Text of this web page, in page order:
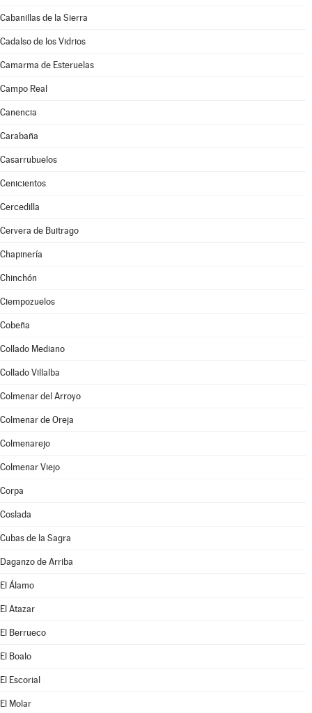
Cabanillas de la Sierra
Cadalso de los Vidrios
Camarma de Esteruelas
Campo Real
Canencia
Carabaña
Casarrubuelos
Cenicientos
Cercedilla
Cervera de Buitrago
Chapinería
Chinchón
Ciempozuelos
Cobeña
Collado Mediano
Collado Villalba
Colmenar del Arroyo
Colmenar de Oreja
Colmenarejo
Colmenar Viejo
Corpa
Coslada
Cubas de la Sagra
Daganzo de Arriba
El Álamo
El Atazar
El Berrueco
El Boalo
El Escorial
El Molar